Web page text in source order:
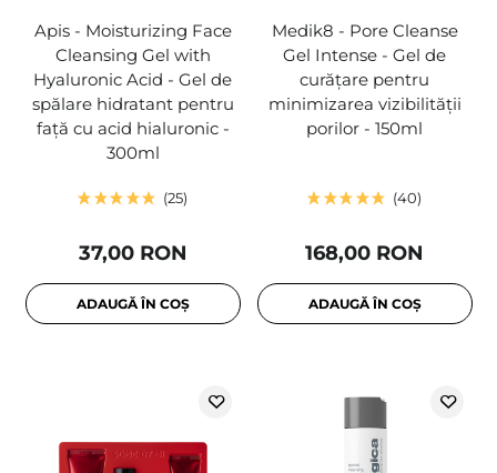
Apis - Moisturizing Face
Cleansing Gel with
Hyaluronic Acid - Gel de
spălare hidratant pentru
față cu acid hialuronic -
300ml
25
37,00 RON
ADAUGĂ ÎN COȘ
Medik8 - Pore Cleanse
Gel Intense - Gel de
curățare pentru
minimizarea vizibilității
porilor - 150ml
40
168,00 RON
ADAUGĂ ÎN COȘ